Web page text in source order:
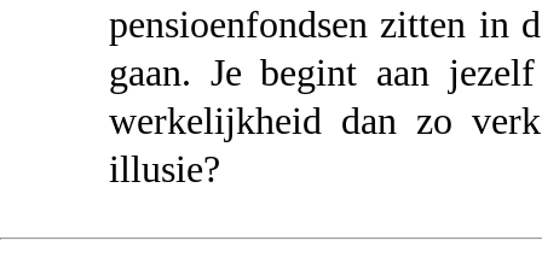
pensioenfondsen zitten in
gaan. Je begint aan
werkelijkheid dan zo
illusie?